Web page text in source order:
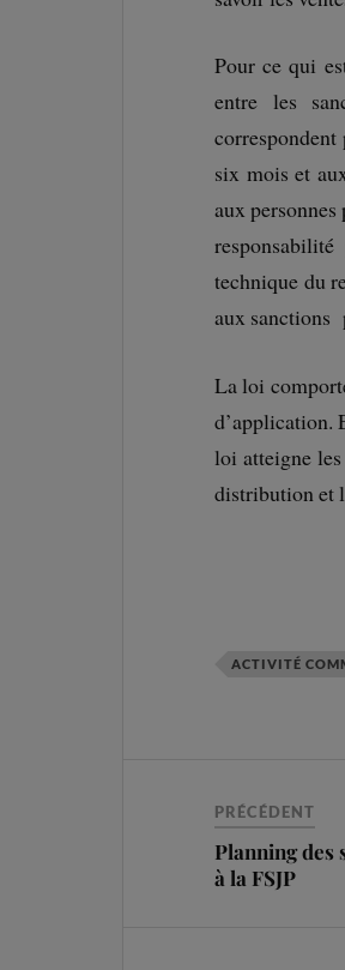
Pour ce qui
entre les
six mois et
aux
technique du
aux sanctions
La loi
d’application.
loi atteigne
distribution et
ACTIVITÉ
PRÉCÉDENT
Planning des
à la FSJP